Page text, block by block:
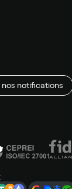
notifications